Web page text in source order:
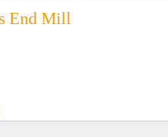
End Mill